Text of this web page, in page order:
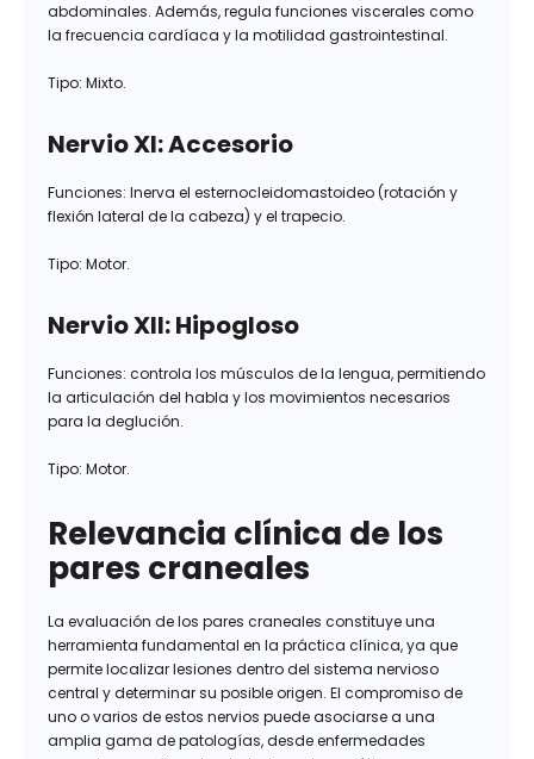
abdominales. Además, regula funciones viscerales como
la frecuencia cardíaca y la motilidad gastrointestinal.
Tipo: Mixto.
Nervio XI: Accesorio
Funciones: Inerva el esternocleidomastoideo (rotación y
flexión lateral de la cabeza) y el trapecio.
Tipo: Motor.
Nervio XII: Hipogloso
Funciones: controla los músculos de la lengua, permitiendo
la articulación del habla y los movimientos necesarios
para la deglución.
Tipo: Motor.
Relevancia clínica de los
pares craneales
La evaluación de los pares craneales constituye una
herramienta fundamental en la práctica clínica, ya que
permite localizar lesiones dentro del sistema nervioso
central y determinar su posible origen. El compromiso de
uno o varios de estos nervios puede asociarse a una
amplia gama de patologías, desde enfermedades